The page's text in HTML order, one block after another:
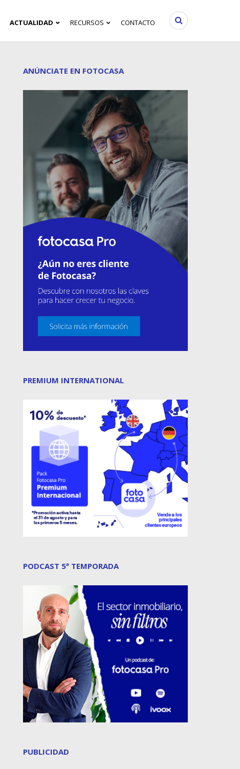
ACTUALIDAD RECURSOS CONTACTO
ANÚNCIATE EN FOTOCASA
PREMIUM INTERNATIONAL
PODCAST 5ª TEMPORADA
PUBLICIDAD